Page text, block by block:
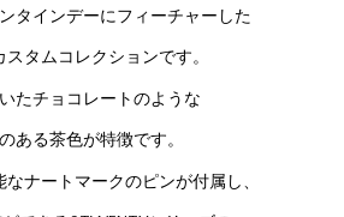
タインデーにフィーチャーした
スタムコレクションです。
たチョコレートのような
ある茶色が特徴です。
ナートマークのピンが付属し、